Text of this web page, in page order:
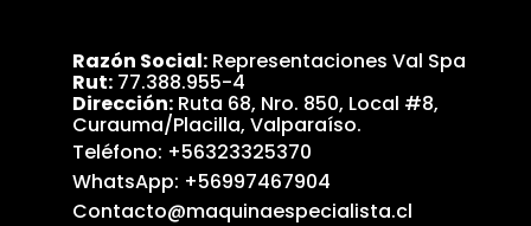
Razón Social:Representaciones Val Spa
Rut:77.388.955-4
Dirección:Ruta 68, Nro. 850, Local #8,
Curauma/Placilla, Valparaíso.
Teléfono: +56323325370
WhatsApp: +56997467904
Contacto@maquinaespecialista.cl